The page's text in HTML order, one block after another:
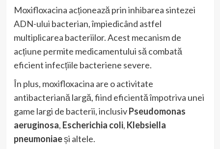
Moxifloxacina acționează prin inhibarea sintezei
ADN-ului bacterian, împiedicând astfel
multiplicarea bacteriilor. Acest mecanism de
acțiune permite medicamentului să combată
eficient infecțiile bacteriene severe.
În plus, moxifloxacina are o activitate
antibacteriană largă, fiind eficientă împotriva unei
game largi de bacterii, inclusivPseudomonas
aeruginosa, Escherichia coli, Klebsiella
pneumoniaeși altele.